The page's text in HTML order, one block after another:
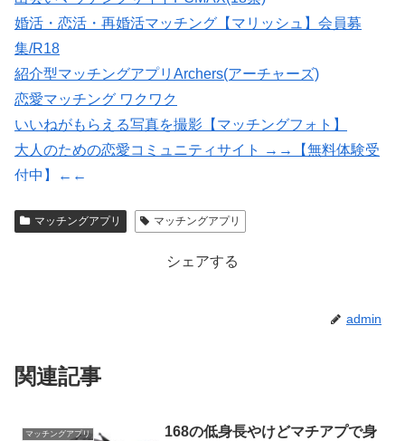
婚活・恋活・再婚活マッチング【マリッシュ】会員募
集/R18
紹介型マッチングアプリArchers(アーチャーズ)
恋愛マッチング ワクワク
いいねがもらえる写真を撮影【マッチングフォト】
大人のための恋愛コミュニティサイト →→【無料体験受
付中】←←
★イククル無料登録（18禁）
マッチングアプリ マッチングアプリ
シェアする
admin
関連記事
マッチングアプリ
168の低身長やけどマチアプで身